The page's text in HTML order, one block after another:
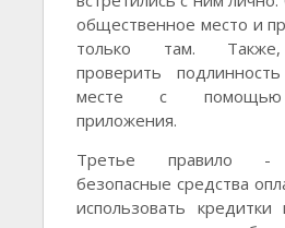
общественное место и
только там.
проверить
месте с помощью
приложения.
Третье правило -
безопасные средства
использовать